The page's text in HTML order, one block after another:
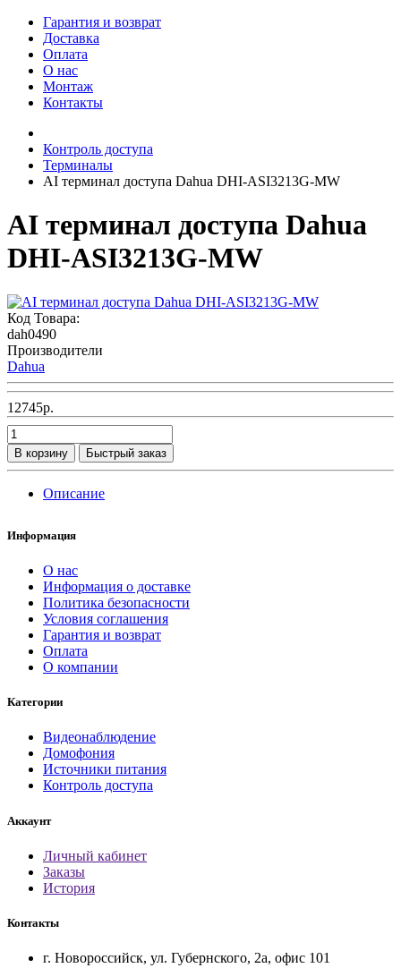
Гарантия и возврат
Доставка
Оплата
О нас
Монтаж
Контакты
Контроль доступа
Терминалы
AI терминал доступа Dahua DHI-ASI3213G-MW
AI терминал доступа Dahua
DHI-ASI3213G-MW
Код Товара:
dah0490
Производители
Dahua
12745р.
В корзину Быстрый заказ
Описание
Информация
О нас
Информация о доставке
Политика безопасности
Условия соглашения
Гарантия и возврат
Оплата
О компании
Категории
Видеонаблюдение
Домофония
Источники питания
Контроль доступа
Аккаунт
Личный кабинет
Заказы
История
Контакты
г. Новороссийск, ул. Губернского, 2а, офис 101